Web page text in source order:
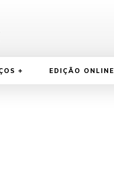
EDIÇÃO ONLINE